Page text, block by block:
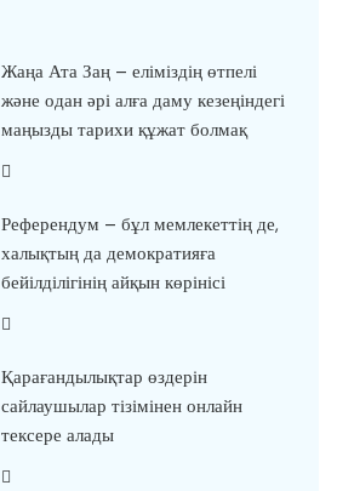
Жаңа Ата Заң – еліміздің өтпелі
және одан әрі алға даму кезеңіндегі
маңызды тарихи құжат болмақ
Референдум – бұл мемлекеттің де,
халықтың да демократияға
бейілділігінің айқын көрінісі
Қарағандылықтар өздерін
сайлаушылар тізімінен онлайн
тексере алады